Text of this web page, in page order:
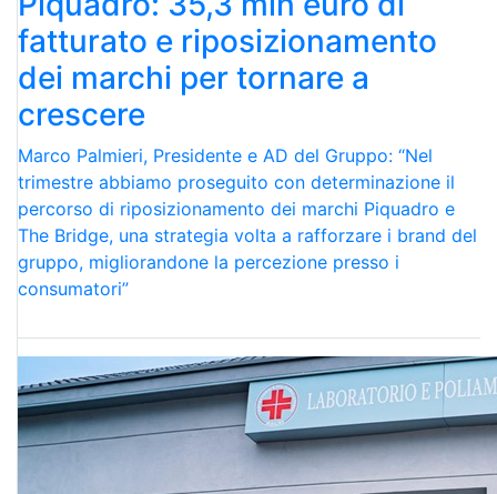
fatturato e riposizionamento
dei marchi per tornare a
crescere
Marco Palmieri, Presidente e AD del Gruppo: “Nel
trimestre abbiamo proseguito con determinazione il
percorso di riposizionamento dei marchi Piquadro e
The Bridge, una strategia volta a rafforzare i brand del
gruppo, migliorandone la percezione presso i
consumatori”